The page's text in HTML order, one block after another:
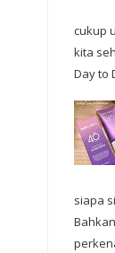
cukup
kita
Day to
siapa